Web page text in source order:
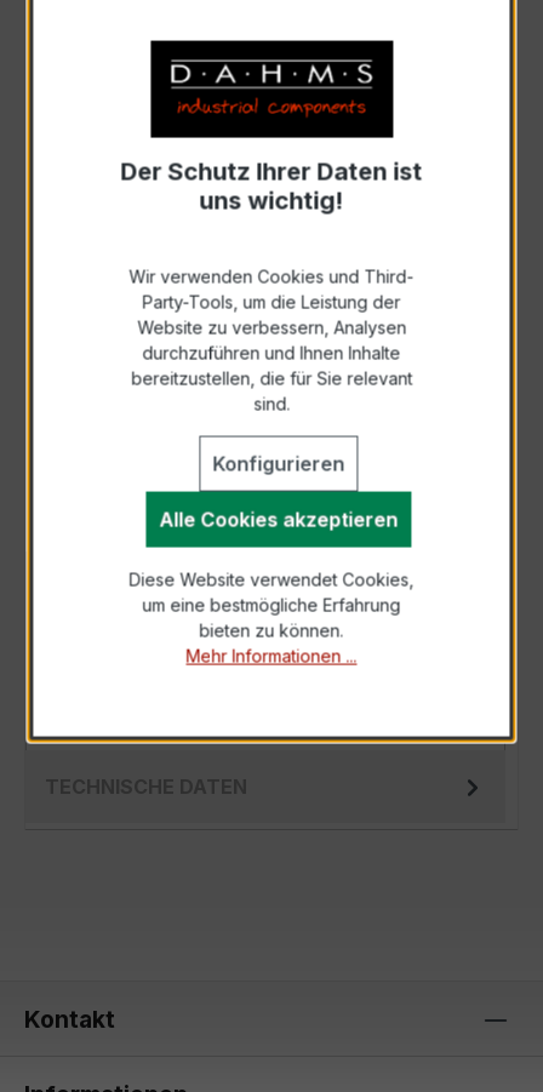
Anfrage schriftlich
Zur Sammelanfrage hinzufügen
Anfrage telefonisch
Als PDF exportieren
BESCHREIBUNG
Der EWSK 31.5 100/1A 5VA Kl.0,2 ist ein
kompakter, hochpräziser Niederspannungs-
TECHNISCHE DATEN
Kontakt
Der Schutz Ihrer Daten ist
uns wichtig!
Wir verwenden Cookies und Third-
Party-Tools, um die Leistung der
Website zu verbessern, Analysen
durchzuführen und Ihnen Inhalte
bereitzustellen, die für Sie relevant
sind.
Konfigurieren
Alle Cookies akzeptieren
Diese Website verwendet Cookies,
um eine bestmögliche Erfahrung
bieten zu können.
Mehr Informationen ...